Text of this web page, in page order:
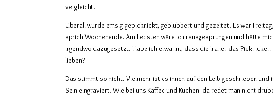
vergleicht.
Überall wurde emsig gepicknickt, geblubbert und gezeltet. Es war Freitag,
sprich Wochenende. Am liebsten wäre ich rausgesprungen und hätte
irgendwo dazugesetzt. Habe ich erwähnt, dass die Iraner das Picknicken
lieben?
Das stimmt so nicht. Vielmehr ist es ihnen auf den Leib geschrieben und
Sein eingraviert. Wie bei uns Kaffee und Kuchen: da redet man nicht